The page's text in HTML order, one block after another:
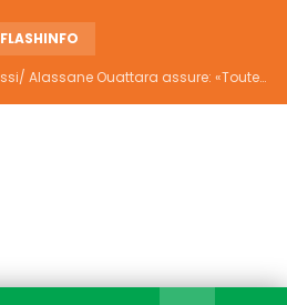
FLASHINFO
Déguerpissements à Koumassi/ Alassane Ouattara assure: «Toutes les responsabilités seront établies et elles donneront lieu aux sanctions prévues par la loi»